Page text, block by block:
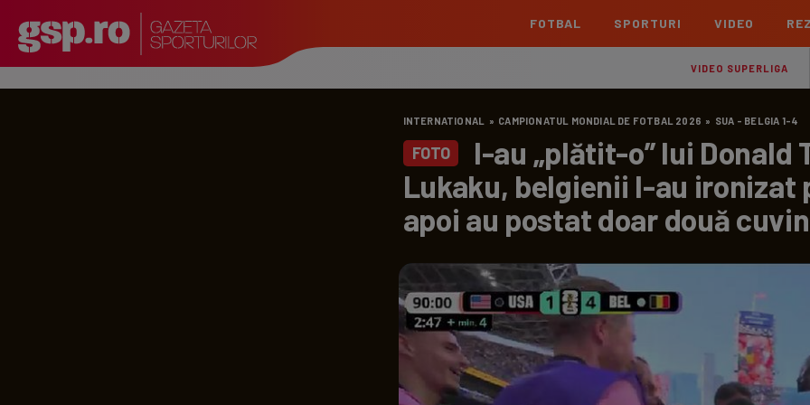
FOTBAL
Echipe Meciuri Clasament
Liga 2
Echipe Meciuri Clasament
Cupa României Betano
Echipe Meciuri
TOATE ȘTIRILE
Echipe
Echipe
La
Echipe
SPORTURI VIDEO
VIDEO SUPERLIGA
INTERNATIONAL » CAMPIONATUL MONDIAL DE FOTBAL 2026 » SUA - BELGIA 1-4
FOTO
I-au „plătit-o” lui Donald
Lukaku, belgienii l-au ironizat
apoi au postat doar două